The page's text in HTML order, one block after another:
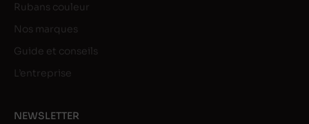
Rubans couleur
Nos marques
Guide et conseils
L’entreprise
NEWSLETTER